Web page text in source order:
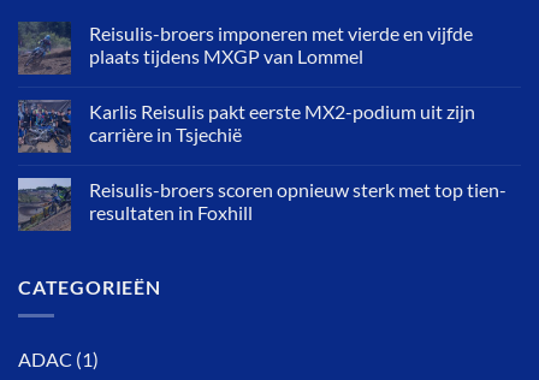
Reisulis-broers imponeren met vierde en vijfde
plaats tijdens MXGP van Lommel
Karlis Reisulis pakt eerste MX2-podium uit zijn
carrière in Tsjechië
Reisulis-broers scoren opnieuw sterk met top tien-
resultaten in Foxhill
CATEGORIEËN
ADAC (1)